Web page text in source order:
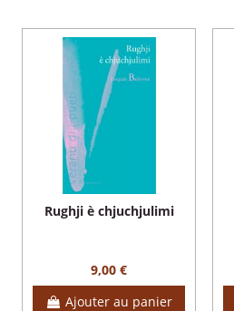
Rughji è chjuchjulimi
9,00 €
Ajouter au panier